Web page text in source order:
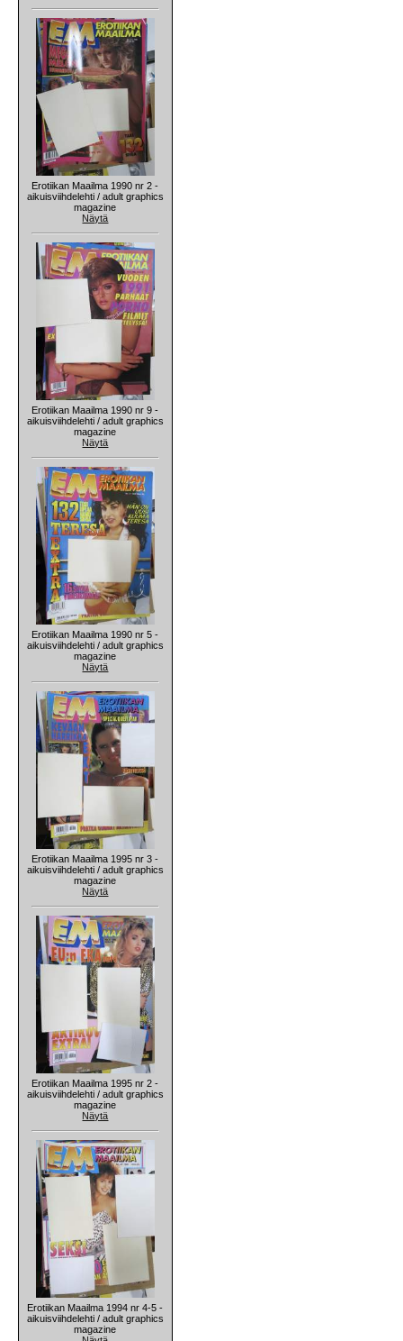
Erotiikan Maailma 1990 nr 2 -
aikuisviihdelehti / adult graphics
magazine
Näytä
Erotiikan Maailma 1990 nr 9 -
aikuisviihdelehti / adult graphics
magazine
Näytä
Erotiikan Maailma 1990 nr 5 -
aikuisviihdelehti / adult graphics
magazine
Näytä
Erotiikan Maailma 1995 nr 3 -
aikuisviihdelehti / adult graphics
magazine
Näytä
Erotiikan Maailma 1995 nr 2 -
aikuisviihdelehti / adult graphics
magazine
Näytä
Erotiikan Maailma 1994 nr 4-5 -
aikuisviihdelehti / adult graphics
magazine